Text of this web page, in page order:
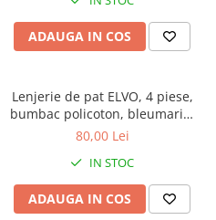
ADAUGA IN COS
Lenjerie de pat ELVO, 4 piese,
bumbac policoton, bleumarin,
cu flori albe
80,00 Lei
IN STOC
ADAUGA IN COS